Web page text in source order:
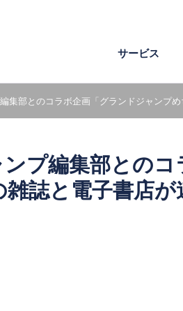
集部とのコラボ企画「グランドジャンプ
プ編集部との
誌と電子書店
サービス
医薬・製薬
企業理念 会
沿革 組
環境 社会
社外からの評価
ワークスタイル 成